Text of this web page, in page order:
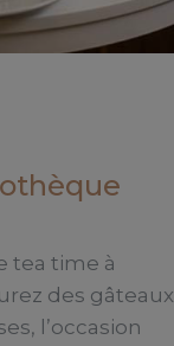
tea time à
des gâteaux
l’occasion